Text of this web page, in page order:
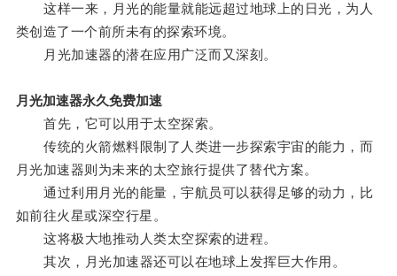
这样一来，月光的能量就能远超过地球上的日光，为人
类创造了一个前所未有的探索环境。
月光加速器的潜在应用广泛而又深刻。
月光加速器永久免费加速
首先，它可以用于太空探索。
传统的火箭燃料限制了人类进一步探索宇宙的能力，而
月光加速器则为未来的太空旅行提供了替代方案。
通过利用月光的能量，宇航员可以获得足够的动力，比
如前往火星或深空行星。
这将极大地推动人类太空探索的进程。
其次，月光加速器还可以在地球上发挥巨大作用。